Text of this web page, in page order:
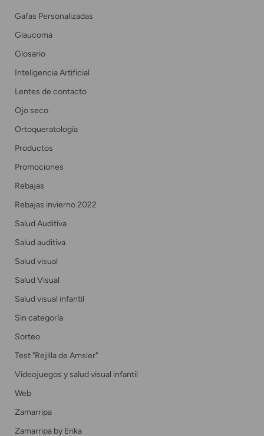
Gafas Personalizadas
Glaucoma
Glosario
Inteligencia Artificial
Lentes de contacto
Ojo seco
Ortoqueratología
Productos
Promociones
Rebajas
Rebajas invierno 2022
Salud Auditiva
Salud auditiva
Salud visual
Salud Visual
Salud visual infantil
Sin categoría
Sorteo
Test "Rejilla de Amsler"
Videojuegos y salud visual infantil
Web
Zamarripa
Zamarripa by Erika